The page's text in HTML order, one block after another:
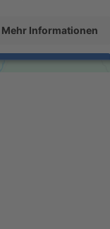
Mehr Informationen